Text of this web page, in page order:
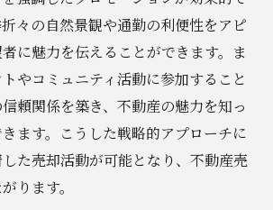
々の自然景観や通勤の利便性をアピ
に魅力を伝えることができます。ま
やコミュニティ活動に参加すること
頼関係を築き、不動産の魅力を知っ
ます。こうした戦略的アプローチに
た売却活動が可能となり、不動産売
ります。